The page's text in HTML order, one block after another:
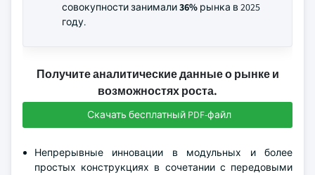
совокупности занимали36% рынка в 2025
году.
Получите аналитические данные о рынке и
возможностях роста.
Скачать бесплатный PDF-файл
Непрерывные инновации в модульных и более
простых конструкциях в сочетании с передовыми